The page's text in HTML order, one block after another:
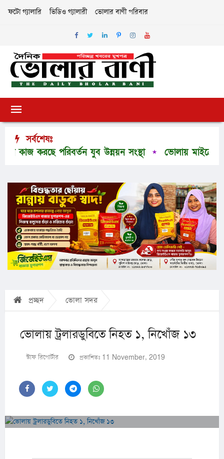
ফটো গ্যালারি ভিডিও গ্যালারী ভোলার বাণী পরিবার
সর্বশেষঃ
করছে পরিবর্তন যুব উন্নয়ন সংস্থা
ভোলায় মাইক্রোবাসে ৩০
প্রচ্ছদ ভোলা সদর
ভোলায় ট্রলারডুবিতে নিহত ১, নিখোঁজ ১৩
স্টাফ রিপোর্টার প্রকাশিতঃ 11 November, 2019